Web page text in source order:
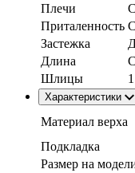
Плечи
Приталенность
Застежка
Длина
Шлицы
Характеристики
Материал верха
Подкладка
Размер на